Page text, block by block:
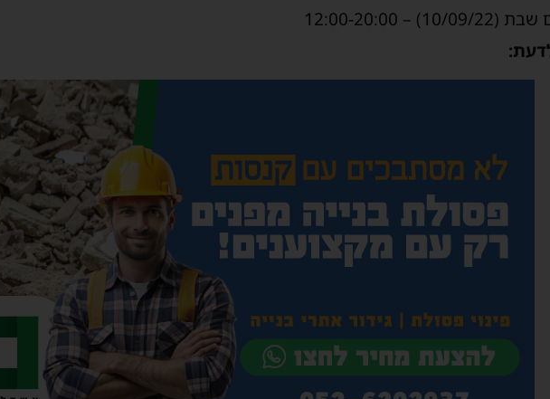
(10/09/22) – 12:00-20:00